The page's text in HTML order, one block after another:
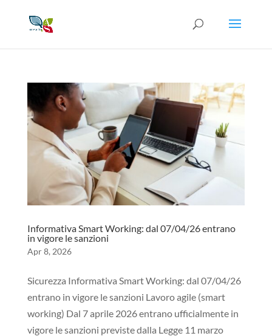
Informativa Smart Working: dal 07/04/26 entrano
in vigore le sanzioni
Apr 8, 2026
Sicurezza Informativa Smart Working: dal 07/04/26
entrano in vigore le sanzioni Lavoro agile (smart
working) Dal 7 aprile 2026 entrano ufficialmente in
vigore le sanzioni previste dalla Legge 11 marzo